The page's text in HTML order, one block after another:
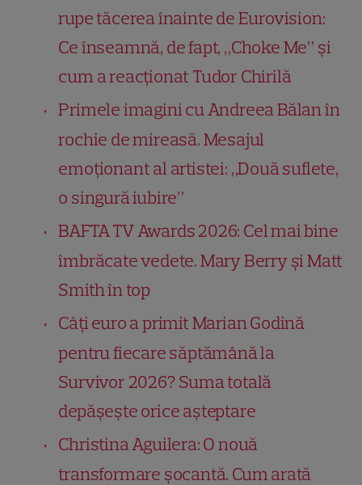
rupe tăcerea înainte de Eurovision:
Ce înseamnă, de fapt, „Choke Me” și
cum a reacționat Tudor Chirilă
Primele imagini cu Andreea Bălan în
rochie de mireasă. Mesajul
emoționant al artistei: „Două suflete,
o singură iubire”
BAFTA TV Awards 2026: Cel mai bine
îmbrăcate vedete. Mary Berry și Matt
Smith în top
Câți euro a primit Marian Godină
pentru fiecare săptămână la
Survivor 2026? Suma totală
depășește orice așteptare
Christina Aguilera: O nouă
transformare șocantă. Cum arată